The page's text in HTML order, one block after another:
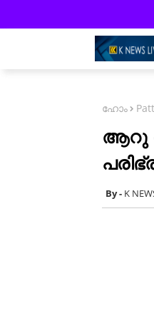
ഹോം
ആറു
K